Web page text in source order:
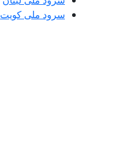
سرود ملی کویت